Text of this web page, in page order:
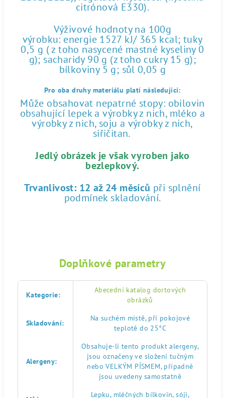
citrónová E330).
Výživové hodnoty na 100g
výrobku: energie 1527 kJ/ 365 kcal; tuky
0,5 g ( z toho nasycené mastné kyseliny 0
g); sacharidy 90 g (z toho cukry 15 g);
bílkoviny 5 g; sůl 0,05 g
Pro oba druhy materiálu platí následující:
Může obsahovat nepatrné stopy: obilovin
obsahující lepek a výrobky z nich, mléko a
výrobky z nich, soju a výrobky z nich,
siřičitan.
Jedlý obrázek je však vyroben jako
bezlepkový.
Trvanlivost: 12 až 24 měsíců při splnění
podmínek skladování.
Doplňkové parametry
Kategorie:
Abecední katalog dortových
obrázků
Skladování:
Na suchém místě, při pokojové
teplotě do 25°C
Alergeny:
Obsahuje-li tento produkt alergeny,
jsou označeny ve složení tučným
nebo VELKÝM PÍSMEM, případně
jsou uvedeny samostatně
Lepku, mléčných bílkovin, sóji,